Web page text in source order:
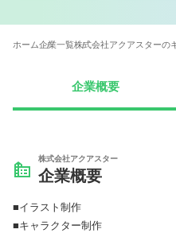
ホーム企業一覧株式会社アクアスターの
企業概要
株式会社アクアスター
企業概要
■イラスト制作
■キャラクター制作